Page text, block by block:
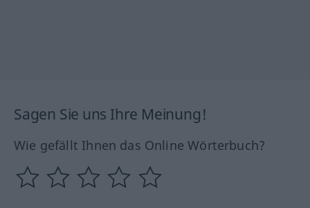
Sagen Sie uns Ihre Meinung!
Wie gefällt Ihnen das Online Wörterbuch?